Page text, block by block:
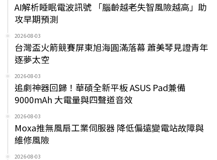
AI解析睡眠電波訊號 「腦齡越老失智風險越高」助
攻早期預測
2026-08-03
台灣盃火箭競賽屏東旭海圓滿落幕 蕭美琴見證青年
逐夢太空
2026-08-03
追劇神器回歸！華碩全新平板 ASUS Pad兼備
9000mAh 大電量與四聲道音效
2026-08-03
Moxa推無風扇工業伺服器 降低偏遠變電站故障與
維修風險
2026-08-03